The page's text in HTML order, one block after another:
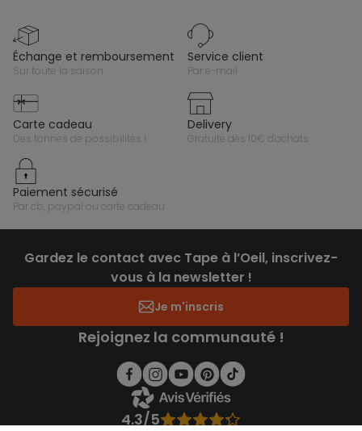
échange et remboursement
sur toute la saison
service client
par e-mail
carte cadeau
des tonnes de possibilités !
delivery
gratuite dès 10€ d'achats
paiement sécurisé
par cb, paypal ou carte cadeau
Gardez le contact avec Tape à l’Oeil, inscrivez-
vous à la newsletter !
Je m'inscris
Rejoignez la communauté !
4.3/5